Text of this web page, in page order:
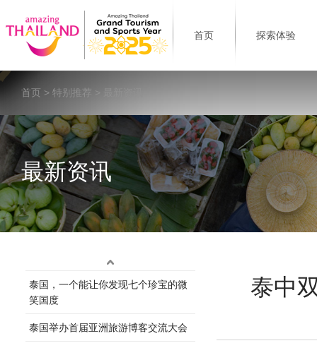
首页 探索体验
首页 > 特别推荐 > 最新资讯
最新资讯
泰国，一个能让你发现七个珍宝的微
笑国度
泰国举办首届亚洲旅游博客交流大会
泰中